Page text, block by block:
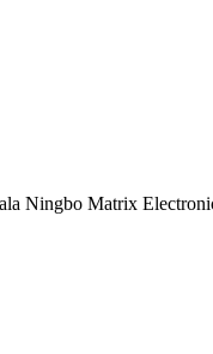
Ningbo Matrix